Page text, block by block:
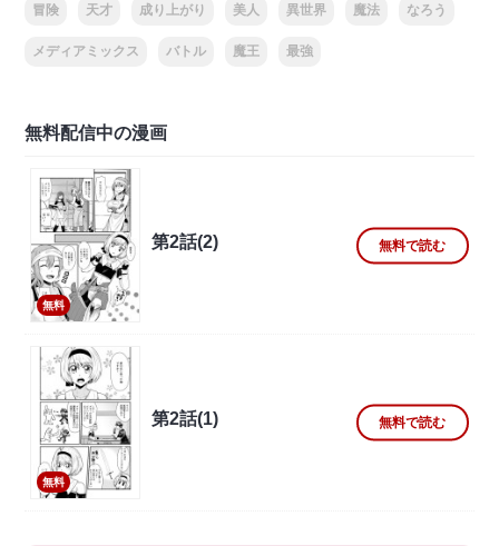
冒険 天才 成り上がり 美人 異世界 魔法 なろう
メディアミックス バトル 魔王 最強
無料配信中の漫画
無料
第2話(2) 無料で読む
無料
第2話(1) 無料で読む